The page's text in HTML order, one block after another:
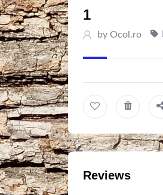
1
by Ocol.ro
Reviews